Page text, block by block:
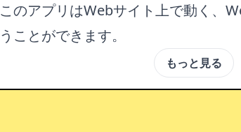
このアプリはWebサイト上で動く、
うことができます。
もっと見る